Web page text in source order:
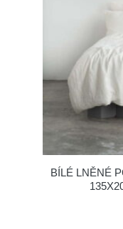
BÍLÉ LNĚNÉ